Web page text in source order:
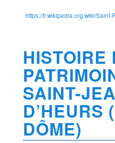
https://fr.wikipedia.org/wiki/Saint-
HISTOIRE
SAINT-
D’HEURS
DÔME)